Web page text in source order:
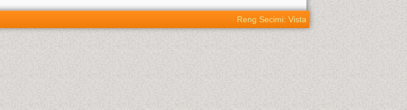
Reng Secimi: Vista